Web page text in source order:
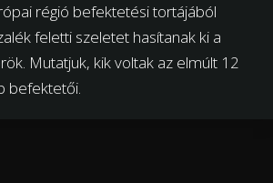
régió befektetési tortájából
feletti szeletet hasítanak ki a
Mutatjuk, kik voltak az elmúlt 12
befektetői.